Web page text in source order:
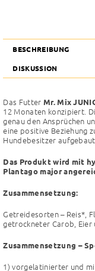
BESCHREIBUNG
DISKUSSION
Das Futter Mr. Mix
12 Monaten konzipiert.
genau den Ansprüchen
eine positive Beziehung
Hundebesitzer
Das Produkt wird mit
Plantago major
Zusammensetzung:
Getreidesorten – Reis*,
getrockneter Carob,
Zusammensetzung –
1) vorgelatinierter und